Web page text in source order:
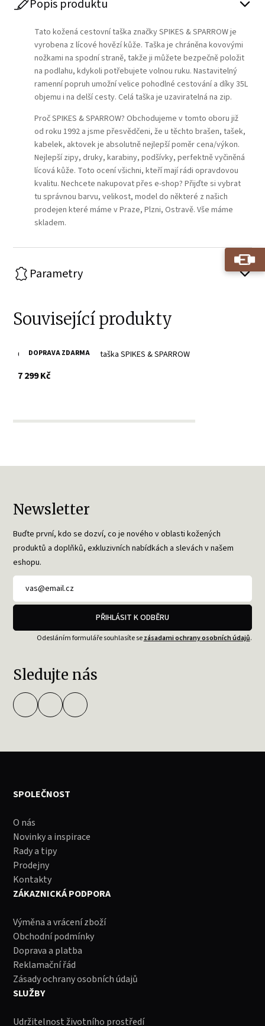
Popis produktu
Tato kožená cestovní taška značky SPIKES & SPARROW je
vyrobena z lícové hovězí kůže. Taška je chráněna kovovými
nožkami na spodní straně, takže ji můžete bezpečně položit
na podlahu, kdykoli potřebujete volnou ruku. Nastavitelný
ramenní popruh umožní velice pohodlné cestování a díky 35L
objemu i na delší cesty. Celá taška je uzaviratelná na zip.
Proč SPIKES & SPARROW? Obchodujeme v tomto oboru již
od roku 1992 a jsme přesvědčeni, že u těchto brašen, tašek,
kabelek, aktovek je absolutně nejlepší poměr cena/výkon.
Nejlepší zipy, druky, karabiny, podšívky, perfektně vyčiněná
lícová kůže. Toto ocení všichni, kteří mají rádi opravdovou
kvalitu. Nechcete nakupovat přes e-shop? Přijďte si vybrat
tu správnou barvu, velikost, model do některé z našich
prodejen které máme v Praze, Plzni, Ostravě. Vše máme
skladem.
Parametry
Související produkty
DOPRAVA ZDARMA
Černá cestovní kožená taška SPIKES & SPARROW
7 299 Kčs DPH
Newsletter
Buďte první, kdo se dozví, co je nového v oblasti kožených
produktů a doplňků, exkluzivních nabídkách a slevách v našem
eshopu.
PŘIHLÁSIT K ODBĚRU
Odesláním formuláře souhlasíte sezásadami ochrany osobních údajů.
Sledujte nás
SPOLEČNOST
O nás
Novinky a inspirace
Rady a tipy
Prodejny
Kontakty
ZÁKAZNICKÁ PODPORA
Výměna a vrácení zboží
Obchodní podmínky
Doprava a platba
Reklamační řád
Zásady ochrany osobních údajů
SLUŽBY
Udržitelnost životního prostředí